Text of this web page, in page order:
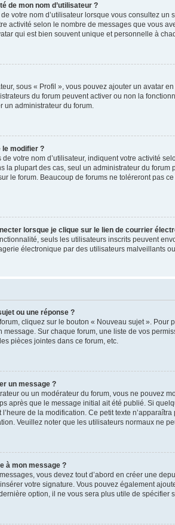
de mon nom d’utilisateur ?
votre nom d’utilisateur lorsque vous consultez
activité selon le nombre de messages que vous
qui est bien souvent unique et personnelle à
sous « Profil », vous pouvez ajouter un avatar
du forum peuvent activer ou non la
un administrateur du forum.
le modifier ?
votre nom d’utilisateur, indiquent votre activité
la plupart des cas, seul un administrateur du
le forum. Beaucoup de forums ne toléreront pas
lorsque je clique sur le lien de courrier
seuls les utilisateurs inscrits peuvent
électronique par des utilisateurs malveillants
ou une réponse ?
cliquez sur le bouton « Nouveau sujet ».
message. Sur chaque forum, une liste de vos
pièces jointes dans ce forum, etc.
un message ?
ou un modérateur du forum, vous ne pouvez
après que le message initial ait été publié. Si
de la modification. Ce petit texte
Veuillez noter que les utilisateurs normaux ne
à mon message ?
vous devez tout d’abord en créer une
votre signature. Vous pouvez également
option, il ne vous sera plus utile de spécifier